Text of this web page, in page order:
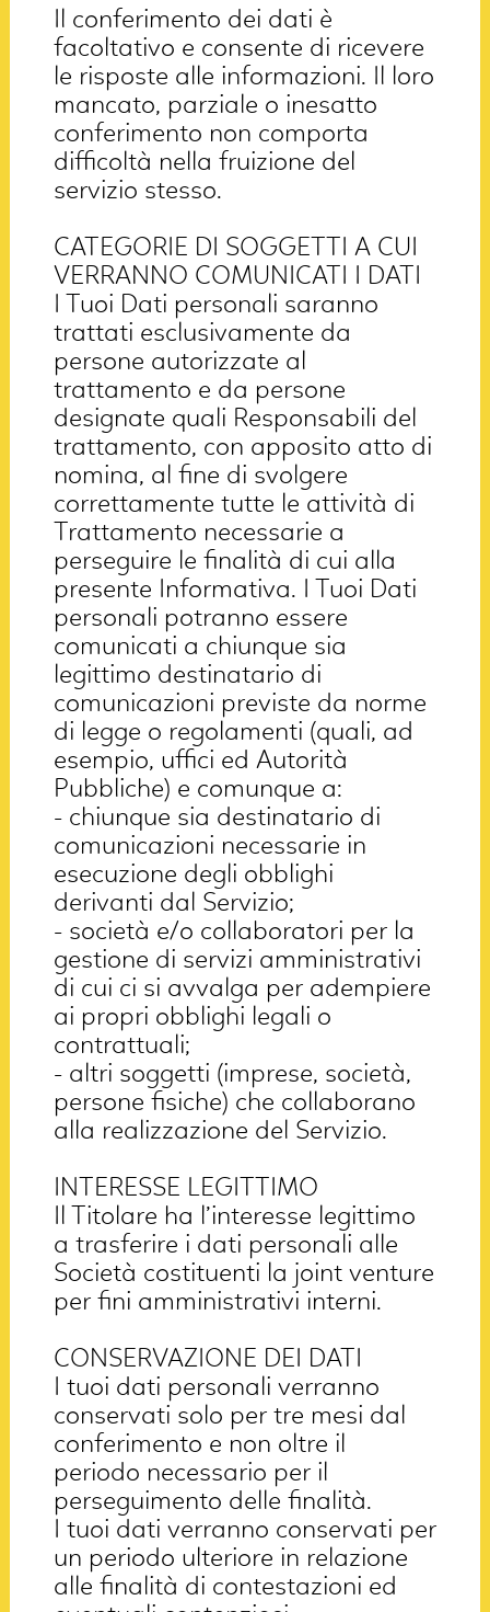
Il conferimento dei dati è
facoltativo e consente di ricevere
le risposte alle informazioni. Il loro
mancato, parziale o inesatto
conferimento non comporta
difficoltà nella fruizione del
servizio stesso.
CATEGORIE DI SOGGETTI A CUI
VERRANNO COMUNICATI I DATI
I Tuoi Dati personali saranno
trattati esclusivamente da
persone autorizzate al
trattamento e da persone
designate quali Responsabili del
trattamento, con apposito atto di
nomina, al fine di svolgere
correttamente tutte le attività di
Trattamento necessarie a
perseguire le finalità di cui alla
presente Informativa. I Tuoi Dati
personali potranno essere
comunicati a chiunque sia
legittimo destinatario di
comunicazioni previste da norme
di legge o regolamenti (quali, ad
esempio, uffici ed Autorità
Pubbliche) e comunque a:
- chiunque sia destinatario di
comunicazioni necessarie in
esecuzione degli obblighi
derivanti dal Servizio;
- società e/o collaboratori per la
gestione di servizi amministrativi
di cui ci si avvalga per adempiere
ai propri obblighi legali o
contrattuali;
- altri soggetti (imprese, società,
persone fisiche) che collaborano
alla realizzazione del Servizio.
INTERESSE LEGITTIMO
Il Titolare ha l’interesse legittimo
a trasferire i dati personali alle
Società costituenti la joint venture
per fini amministrativi interni.
CONSERVAZIONE DEI DATI
I tuoi dati personali verranno
conservati solo per tre mesi dal
conferimento e non oltre il
periodo necessario per il
perseguimento delle finalità.
I tuoi dati verranno conservati per
un periodo ulteriore in relazione
alle finalità di contestazioni ed